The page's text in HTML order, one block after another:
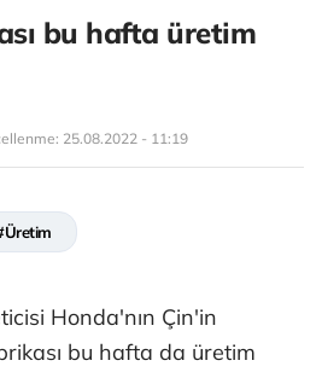
bu hafta üretim
25.08.2022 - 11:19
Honda'nın Çin'in
bu hafta da üretim